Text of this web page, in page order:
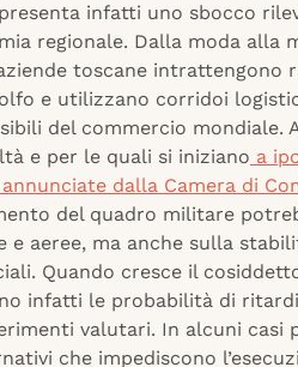
infatti uno sbocco
regionale. Dalla moda alla
toscane intrattengono
e utilizzano corridoi
del commercio mondiale.
e per le quali si iniziano a
dalla Camera di
del quadro militare
aeree, ma anche sulla
Quando cresce il
infatti le probabilità di
valutari. In alcuni casi
che impediscono